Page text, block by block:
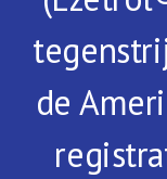
Contact
Over ons
de